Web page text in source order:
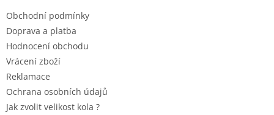
Obchodní podmínky
Doprava a platba
Hodnocení obchodu
Vrácení zboží
Reklamace
Ochrana osobních údajů
Jak zvolit velikost kola ?